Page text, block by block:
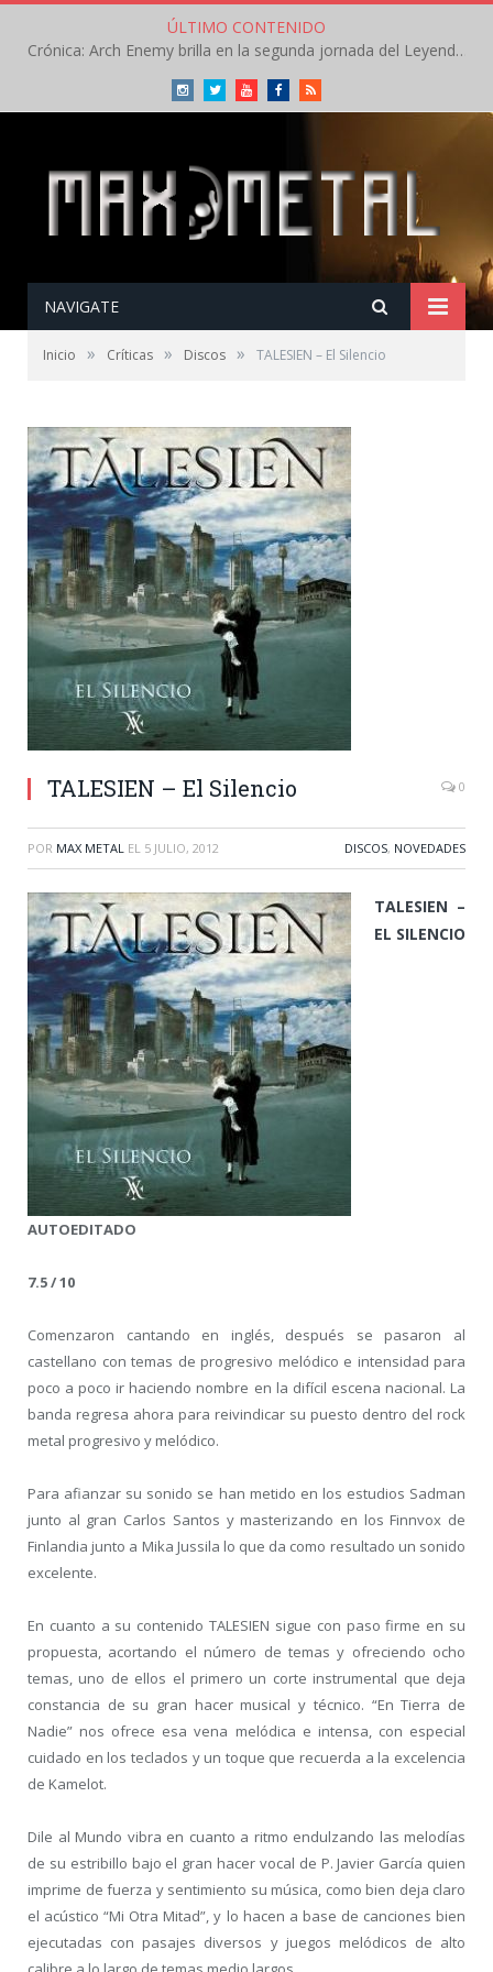
ÚLTIMO CONTENIDO
Crónica: Arch Enemy brilla en la segunda jornada del Leyendas del Rock – Jueves – Agosto 2026
InstagramTwitterYoutubeFacebookRSS
NAVIGATE
Inicio » Críticas » Discos » TALESIEN – El Silencio
TALESIEN – El Silencio 0
POR MAX METAL EL 5 JULIO, 2012 DISCOS, NOVEDADES
TALESIEN –
EL SILENCIO
AUTOEDITADO
7.5 / 10
Comenzaron cantando en inglés, después se pasaron al
castellano con temas de progresivo melódico e intensidad para
poco a poco ir haciendo nombre en la difícil escena nacional. La
banda regresa ahora para reivindicar su puesto dentro del rock
metal progresivo y melódico.
Para afianzar su sonido se han metido en los estudios Sadman
junto al gran Carlos Santos y masterizando en los Finnvox de
Finlandia junto a Mika Jussila lo que da como resultado un sonido
excelente.
En cuanto a su contenido TALESIEN sigue con paso firme en su
propuesta, acortando el número de temas y ofreciendo ocho
temas, uno de ellos el primero un corte instrumental que deja
constancia de su gran hacer musical y técnico. “En Tierra de
Nadie” nos ofrece esa vena melódica e intensa, con especial
cuidado en los teclados y un toque que recuerda a la excelencia
de Kamelot.
Dile al Mundo vibra en cuanto a ritmo endulzando las melodías
de su estribillo bajo el gran hacer vocal de P. Javier García quien
imprime de fuerza y sentimiento su música, como bien deja claro
el acústico “Mi Otra Mitad”, y lo hacen a base de canciones bien
ejecutadas con pasajes diversos y juegos melódicos de alto